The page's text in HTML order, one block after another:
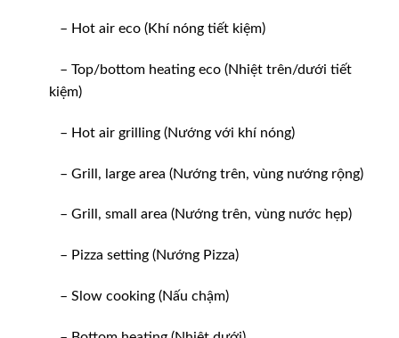
– Hot air eco (Khí nóng tiết kiệm)
– Top/bottom heating eco (Nhiệt trên/dưới tiết
kiệm)
– Hot air grilling (Nướng với khí nóng)
– Grill, large area (Nướng trên, vùng nướng rộng)
– Grill, small area (Nướng trên, vùng nước hẹp)
– Pizza setting (Nướng Pizza)
– Slow cooking (Nấu chậm)